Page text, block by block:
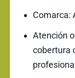
Comarca:
Atención
cobertura